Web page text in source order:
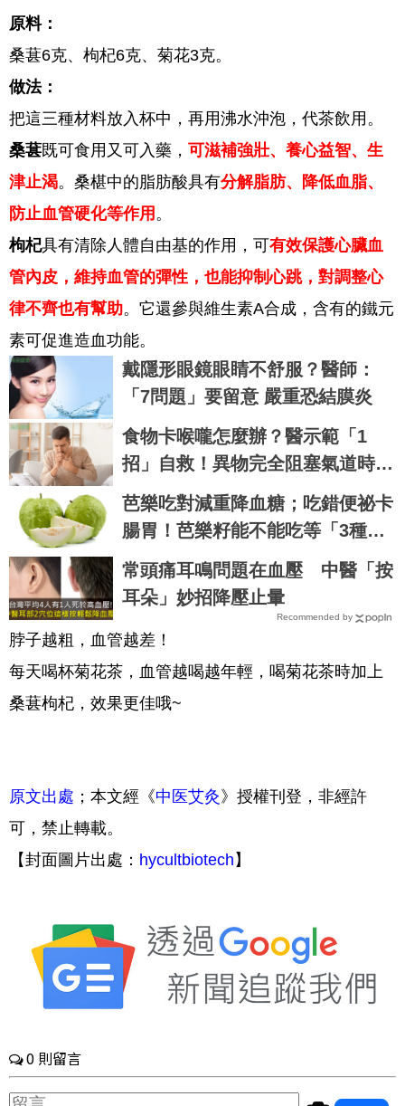
原料：
桑葚6克、枸杞6克、菊花3克。
做法：
把這三種材料放入杯中，再用沸水沖泡，代茶飲用。
桑葚既可食用又可入藥， 可滋補強壯、養心益智、生
津止渴。桑椹中的脂肪酸具有分解脂肪、降低血脂、
防止血管硬化等作用 。
枸杞具有清除人體自由基的作用，可有效保護心臟血
管內皮，維持血管的彈性，也能抑制心跳，對調整心
律不齊也有幫助。它還參與維生素A合成，含有的鐵元
素可促進造血功能。
戴隱形眼鏡眼睛不舒服？醫師：
「7問題」要留意 嚴重恐結膜炎
食物卡喉嚨怎麼辦？醫示範「1
招」自救！異物完全阻塞氣道時…
要這樣做
芭樂吃對減重降血糖；吃錯便祕卡
腸胃！芭樂籽能不能吃等「3種吃
法」一次公開｜每日健康 Health
常頭痛耳鳴問題在血壓 中醫「按
耳朵」妙招降壓止暈
Recommended by
脖子越粗，血管越差！
每天喝杯菊花茶，血管越喝越年輕，喝菊花茶時加上
桑葚枸杞，效果更佳哦~
原文出處 ；本文經《中医艾灸 》授權刊登，非經許
可，禁止轉載。
【封面圖片出處： hycultbiotech 】